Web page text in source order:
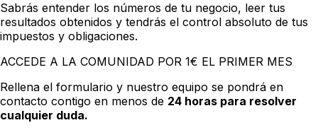
Sabrás entender los números de tu negocio, leer tus
resultados obtenidos y tendrás el control absoluto de tus
impuestos y obligaciones.
ACCEDE A LA COMUNIDAD POR 1€ EL PRIMER MES
Rellena el formulario y nuestro equipo se pondrá en
contacto contigo en menos de 24 horas para resolver
cualquier duda.